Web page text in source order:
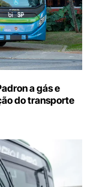
a gás e
do transporte